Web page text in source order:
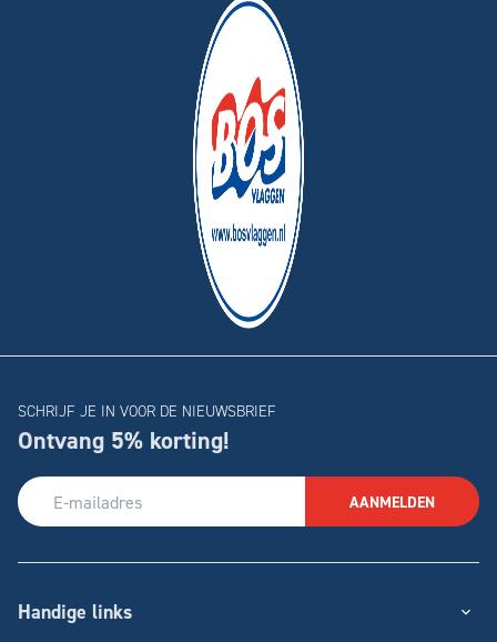
SCHRIJF JE IN VOOR DE NIEUWSBRIEF
Ontvang 5% korting!
AANMELDEN
Handige links